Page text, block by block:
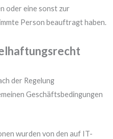
oder eine sonst zur
Person beauftragt haben.
der Regelung
Geschäftsbedingungen
wurden von den auf IT-